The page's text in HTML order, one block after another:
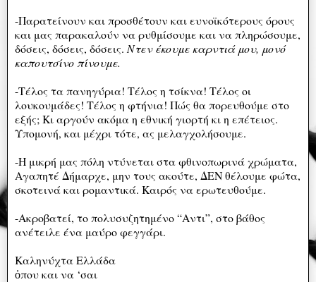
-Παρατείνουν και προσθέτουν και ευνοϊκότερους όρους
και μας παρακαλούν να ρυθμίσουμε και να πληρώσουμε,
δόσεις, δόσεις, δόσεις. Ντεν έκουμε καρντιά μου, μονό
καπουτσίνο πίνουμε.
-Τέλος τα πανηγύρια! Τέλος η τσίκνα! Τέλος οι
λουκουμάδες! Τέλος η φτήνια! Πώς θα πορευθούμε στο
εξής; Κι αργούν ακόμα η εθνική γιορτή κι η επέτειος.
Υπομονή, και μέχρι τότε, ας μελαγχολήσουμε.
-Η μικρή μας πόλη ντύνεται στα φθινοπωρινά χρώματα,
Αγαπητέ Δήμαρχε, μην τους ακούτε, ΔΕΝ θέλουμε φώτα,
σκοτεινά και ρομαντικά. Καιρός να ερωτευθούμε.
-Ακροβατεί, το πολυσυζητημένο “Αντι”, στο βάθος
ανέτειλε ένα μαύρο φεγγάρι.
Καληνύχτα Ελλάδα
ὀπου και να ‘σαι